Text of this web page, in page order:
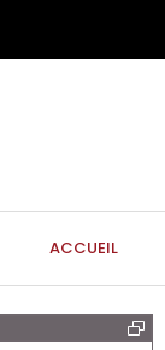
ACCUEIL